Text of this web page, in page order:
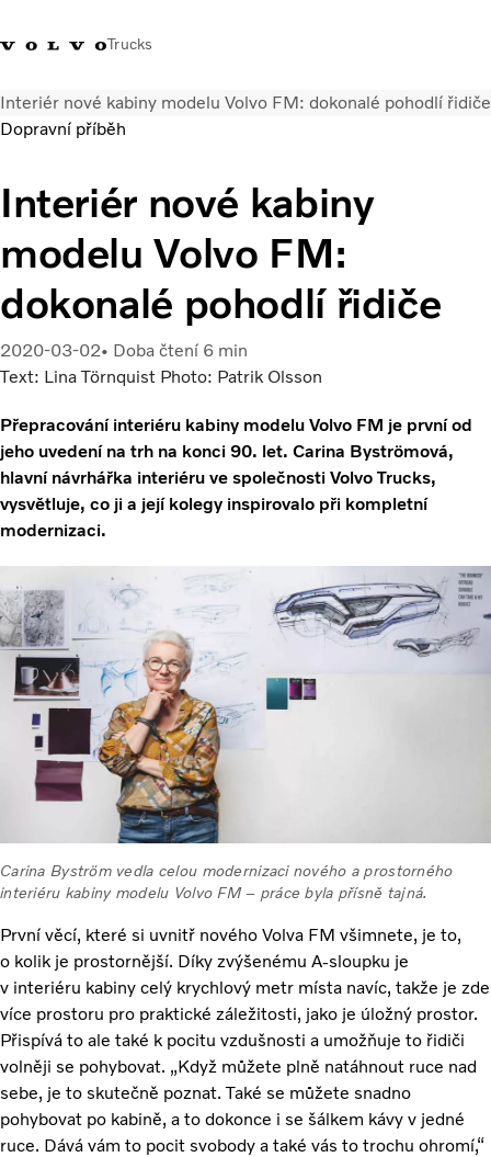
Trucks
+420 271 021
111
Klub řidičů
Přihlášení k Volvo
Česká
Segmentace
Služby
Použitá vozidla
Servisní síť a prodej
Novinky
Kontaktujte nás
O nás
Interiér nové kabiny modelu Volvo FM: dokonalé pohodlí řidiče
Dopravní příběh
Interiér nové kabiny
modelu Volvo FM:
dokonalé pohodlí řidiče
2020-03-02
Doba čtení 6 min
Text: Lina Törnquist Photo: Patrik Olsson
Přepracování interiéru kabiny modelu Volvo FM je první od
jeho uvedení na trh na konci 90. let. Carina Byströmová,
hlavní návrhářka interiéru ve společnosti Volvo Trucks,
vysvětluje, co ji a její kolegy inspirovalo při kompletní
modernizaci.
Carina Byström vedla celou modernizaci nového a prostorného
interiéru kabiny modelu Volvo FM – práce byla přísně tajná.
První věcí, které si uvnitř nového Volva FM všimnete, je to,
o kolik je prostornější. Díky zvýšenému A-sloupku je
v interiéru kabiny celý krychlový metr místa navíc, takže je zde
více prostoru pro praktické záležitosti, jako je úložný prostor.
Přispívá to ale také k pocitu vzdušnosti a umožňuje to řidiči
volněji se pohybovat. „Když můžete plně natáhnout ruce nad
sebe, je to skutečně poznat. Také se můžete snadno
pohybovat po kabině, a to dokonce i se šálkem kávy v jedné
ruce. Dává vám to pocit svobody a také vás to trochu ohromí,“